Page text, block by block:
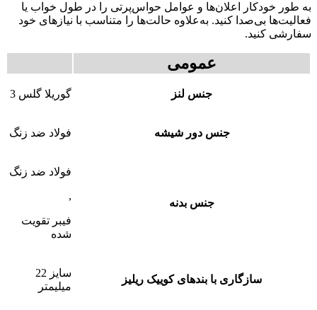
به طور خودکار اعلان‌ها و عوامل حواس‌پرتی را در طول خواب یا
فعالیت‌ها بی‌صدا کنید. به‌علاوه حالت‌ها را متناسب با نیازهای خود
سفارشی کنید.
عمومی
جنس لنز گوریلا گلس 3
جنس دور شیشه فولاد ضد زنگ
جنس بدنه
فولاد ضد زنگ
,
فیبر تقویت
شده
سازگاری با بندهای کوییک ریلیز
سایز 22
میلیمتر